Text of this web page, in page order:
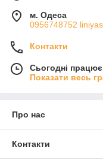
м. Одеса
0956748752
Контакти
Сьогодні
Показати весь
Про нас
Контакти